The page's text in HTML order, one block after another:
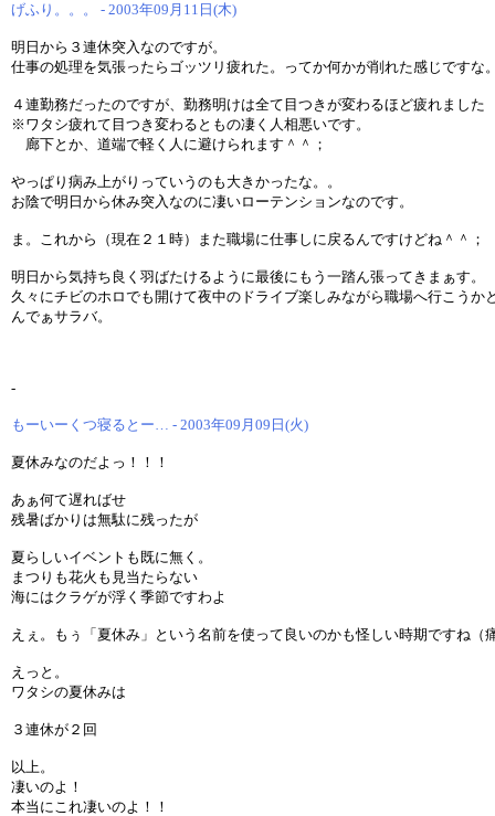
げふり。。。 - 2003年09月11日(木)
明日から３連休突入なのですが。
仕事の処理を気張ったらゴッツリ疲れた。ってか何かが削れた感じですな
４連勤務だったのですが、勤務明けは全て目つきが変わるほど疲れました
※ワタシ疲れて目つき変わるともの凄く人相悪いです。
廊下とか、道端で軽く人に避けられます＾＾；
やっぱり病み上がりっていうのも大きかったな。。
お陰で明日から休み突入なのに凄いローテンションなのです。
ま。これから（現在２１時）また職場に仕事しに戻るんですけどね＾＾；
明日から気持ち良く羽ばたけるように最後にもう一踏ん張ってきまぁす。
久々にチビのホロでも開けて夜中のドライブ楽しみながら職場へ行こうか
んでぁサラバ。
-
もーいーくつ寝るとー… - 2003年09月09日(火)
夏休みなのだよっ！！！
あぁ何て遅ればせ
残暑ばかりは無駄に残ったが
夏らしいイベントも既に無く。
まつりも花火も見当たらない
海にはクラゲが浮く季節ですわよ
えぇ。もぅ「夏休み」という名前を使って良いのかも怪しい時期ですね（
えっと。
ワタシの夏休みは
３連休が２回
以上。
凄いのよ！
本当にこれ凄いのよ！！